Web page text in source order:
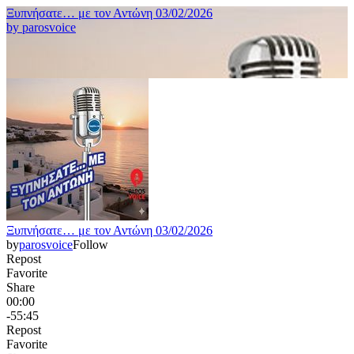
Ξυπνήσατε… με τον Αντώνη 03/02/2026
by parosvoice
Ξυπνήσατε… με τον Αντώνη 03/02/2026
byparosvoiceFollow
Repost
Favorite
Share
00:00
-55:45
Repost
Favorite